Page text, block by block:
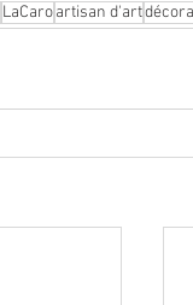
LaCaroartisan d'art